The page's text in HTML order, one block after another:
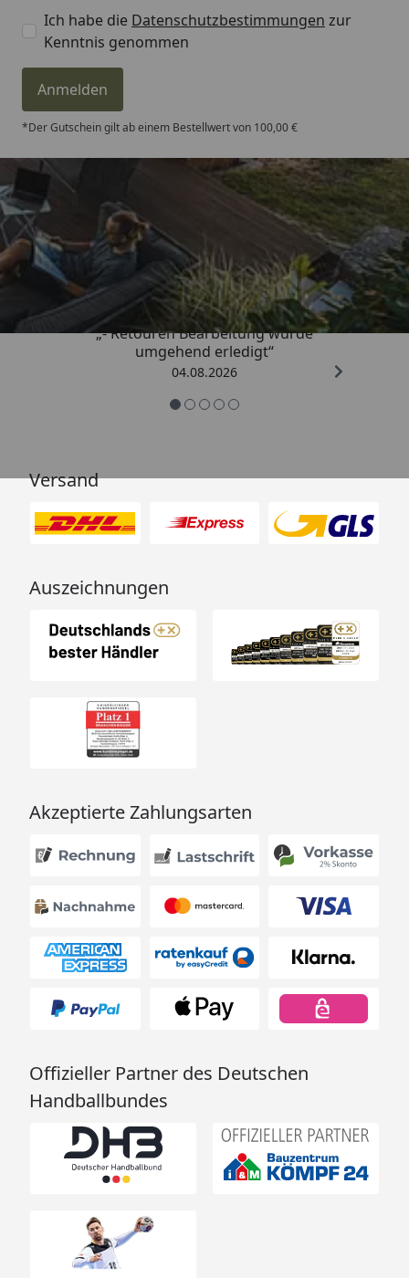
Ich habe die Datenschutzbestimmungen zur
Kenntnis genommen
Anmelden
*Der Gutschein gilt ab einem Bestellwert von 100,00 €
Trusted Shops
4,81/ 5
„- Retouren Bearbeitung wurde
umgehend erledigt“
04.08.2026
Versand
Auszeichnungen
Akzeptierte Zahlungsarten
Offizieller Partner des Deutschen
Handballbundes